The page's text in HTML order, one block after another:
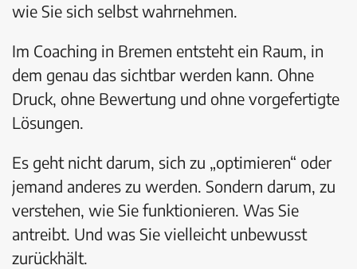
wie Sie sich selbst wahrnehmen.
Im Coaching in Bremen entsteht ein Raum, in
dem genau das sichtbar werden kann. Ohne
Druck, ohne Bewertung und ohne vorgefertigte
Lösungen.
Es geht nicht darum, sich zu „optimieren“ oder
jemand anderes zu werden. Sondern darum, zu
verstehen, wie Sie funktionieren. Was Sie
antreibt. Und was Sie vielleicht unbewusst
zurückhält.